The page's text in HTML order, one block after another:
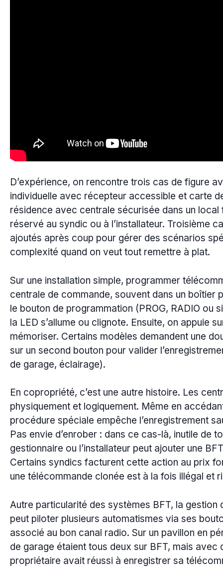
D’expérience, on rencontre trois cas de figure
individuelle avec récepteur accessible et carte
résidence avec centrale sécurisée dans un
réservé au syndic ou à l’installateur. Troisième
ajoutés après coup pour gérer des scénarios
complexité quand on veut tout remettre à plat.
Sur une installation simple, programmer
centrale de commande, souvent dans un boîtier
le bouton de programmation (PROG, RADIO ou
la LED s’allume ou clignote. Ensuite, on appuie
mémoriser. Certains modèles demandent une
sur un second bouton pour valider
de garage, éclairage).
En copropriété, c’est une autre histoire. Les
physiquement et logiquement. Même en
procédure spéciale empêche l’enregistrement
Pas envie d’enrober : dans ce cas-là, inutile de
gestionnaire ou l’installateur peut ajouter une
Certains syndics facturent cette action au prix
une télécommande clonée est à la fois illégal et
Autre particularité des systèmes BFT, la
peut piloter plusieurs automatismes via ses
associé au bon canal radio. Sur un pavillon en
de garage étaient tous deux sur BFT, mais
propriétaire avait réussi à enregistrer sa